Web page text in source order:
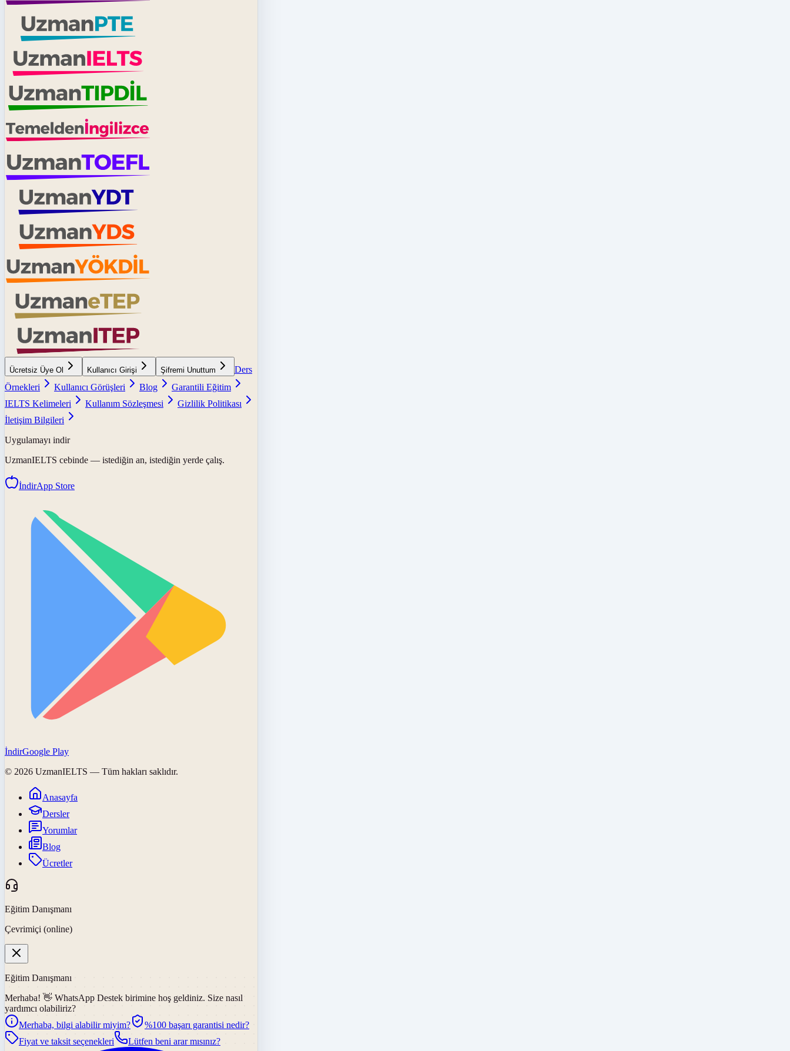
Ücretsiz Üye Ol Kullanıcı Girişi Şifremi Unuttum
Ders
Örnekleri
Kullanıcı Görüşleri Blog
Garantili Eğitim
IELTS Kelimeleri
Kullanım Sözleşmesi
Gizlilik Politikası
İletişim Bilgileri
Uygulamayı indir
UzmanIELTS cebinde — istediğin an, istediğin yerde çalış.
İndirApp Store
İndirGoogle Play
© 2026 UzmanIELTS — Tüm hakları saklıdır.
Anasayfa
Dersler
Yorumlar
Blog
Ücretler
Eğitim Danışmanı
Çevrimiçi (online)
Eğitim Danışmanı
Merhaba! 👋 WhatsApp Destek birimine hoş geldiniz. Size nasıl
yardımcı olabiliriz?
Merhaba, bilgi alabilir miyim?
%100 başarı garantisi nedir?
Fiyat ve taksit seçenekleri
Lütfen beni arar mısınız?